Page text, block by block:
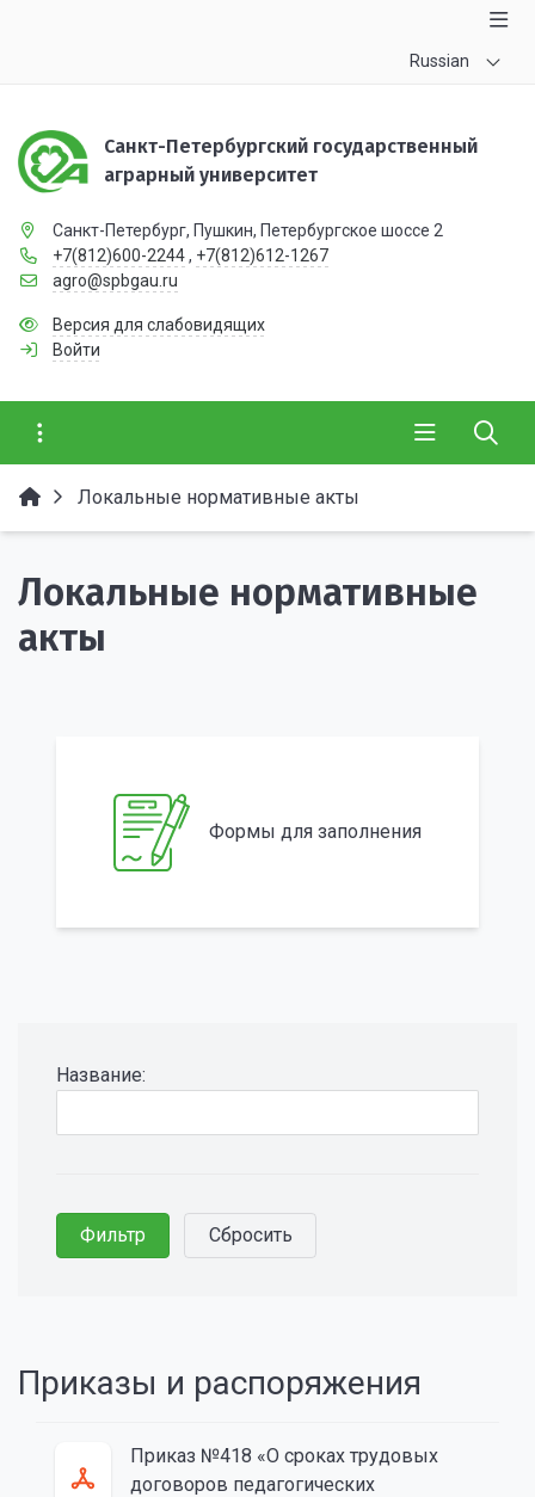
Russian
Санкт-Петербургский государственный
аграрный университет
Санкт-Петербург, Пушкин, Петербургское шоссе 2
+7(812)600-2244 , +7(812)612-1267
agro@spbgau.ru
Версия для слабовидящих
Войти
Локальные нормативные акты
Локальные нормативные
акты
Формы для заполнения
Название:
Приказы и распоряжения
Приказ №418 «О сроках трудовых
договоров педагогических